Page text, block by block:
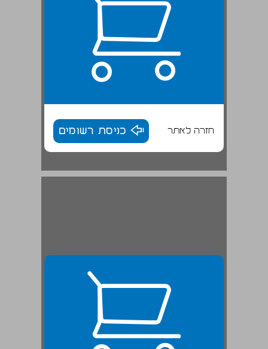
חזרה לאתר כניסת רשומים
מבוא ... 17